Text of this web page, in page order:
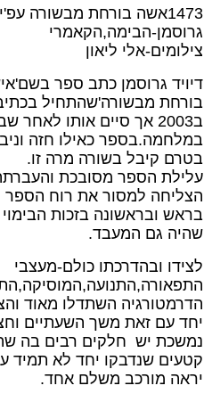
1473אשה בורחת מבשורה
גרוסמן-הבימה,הקאמרי
צילומים-אלי ליאון
דיויד גרוסמן כתב ספר
בורחת מבשורה'שהתחיל
ב2003 אך סיים אותו לאחר
במלחמה.בספר כאילו חזה
בטרם קיבל בשורה מרה זו.
עלילת הספר מסובכת
הצליחה למסור את רוח הספר
בראש ובראשונה בזכות
שהיה גם המעבד.
לצידו ובהדרכתו כולם-מעצבי
הדרמטורגיה השתדלו מאוד
יחד עם זאת משך השעתיים
נמשכת יש חלקים רבים בה
קטעים שנדבקו יחד לא תמיד
יראה מורכב משלם אחד.